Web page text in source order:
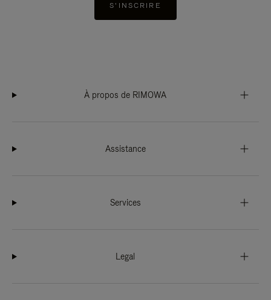
S'INSCRIRE
À propos de RIMOWA
Assistance
Services
Legal